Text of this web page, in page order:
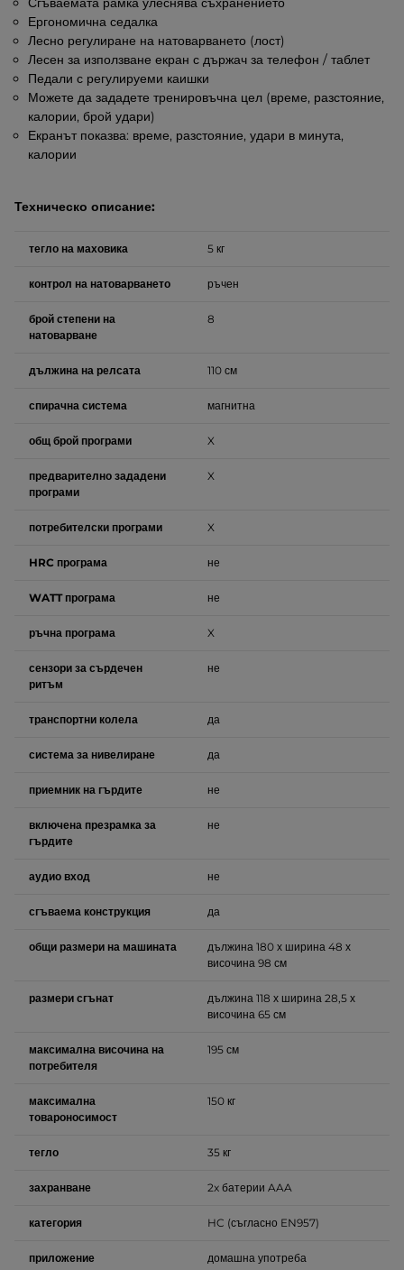
Ергономична седалка
Лесно регулиране на натоварването (лост)
Лесен за използване екран с държач за телефон / таблет
Педали с регулируеми каишки
Можете да зададете тренировъчна цел (време, разстояние,
калории, брой удари)
Екранът показва: време, разстояние, удари в минута,
калории
Техническо описание:
тегло на маховика 5 кг
контрол на натоварването ръчен
брой степени на
натоварване
8
дължина на релсата 110 см
спирачна система магнитна
общ брой програми X
предварително зададени
програми
X
потребителски програми X
HRC програма не
WATT програма не
ръчна програма X
сензори за сърдечен
ритъм
не
транспортни колела да
система за нивелиране да
приемник на гърдите не
включена презрамка за
гърдите
не
аудио вход не
сгъваема конструкция да
общи размери на машината
дължина 180 х ширина 48 х
височина 98 см
размери сгънат
дължина 118 х ширина 28,5 х
височина 65 см
максимална височина на
потребителя
195 см
максимална
товароносимост
150 кг
тегло 35 кг
захранване 2x батерии AAA
категория HC (съгласно EN957)
приложение домашна употреба